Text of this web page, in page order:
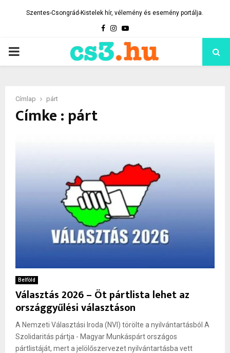
Szentes-Csongrád-Kistelek hír, vélemény és esemény portálja.
Facebook
Instagram
Youtube
PRIMARY
Címlap párt
Címke : párt
Belföld
Választás 2026 – Öt pártlista lehet az
országgyűlési választáson
A Nemzeti Választási Iroda (NVI) törölte a nyilvántartásból A
Szolidaritás pártja - Magyar Munkáspárt országos
pártlistáját, mert a jelölőszervezet nyilvántartásba vett